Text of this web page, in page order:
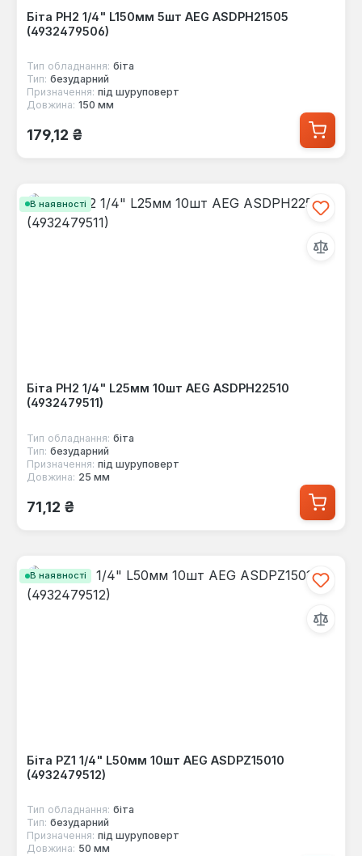
Біта PH2 1/4" L150мм 5шт AEG ASDPH21505
(4932479506)
Тип обладнання: біта
Тип: безударний
Призначення: під шуруповерт
Довжина: 150 мм
Звичайна ціна:
179,12 ₴
В наявності
Біта PH2 1/4" L25мм 10шт AEG ASDPH22510
(4932479511)
Тип обладнання: біта
Тип: безударний
Призначення: під шуруповерт
Довжина: 25 мм
Звичайна ціна:
71,12 ₴
В наявності
Біта PZ1 1/4" L50мм 10шт AEG ASDPZ15010
(4932479512)
Тип обладнання: біта
Тип: безударний
Призначення: під шуруповерт
Довжина: 50 мм